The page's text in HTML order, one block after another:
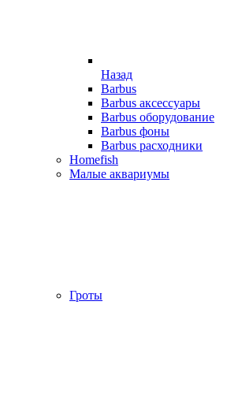
Назад
Barbus
Barbus аксессуары
Barbus оборудование
Barbus фоны
Barbus расходники
Homefish
Малые аквариумы
Гроты